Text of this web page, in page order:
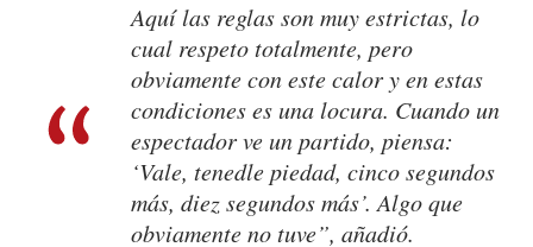
Aquí las reglas son muy estrictas, lo
cual respeto totalmente, pero
obviamente con este calor y en estas
condiciones es una locura. Cuando un
espectador ve un partido, piensa:
‘Vale, tenedle piedad, cinco segundos
más, diez segundos más’. Algo que
obviamente no tuve”, añadió.